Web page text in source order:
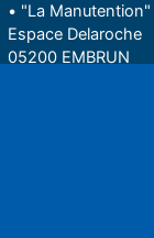
• "La Manutention"
Espace Delaroche
05200 EMBRUN